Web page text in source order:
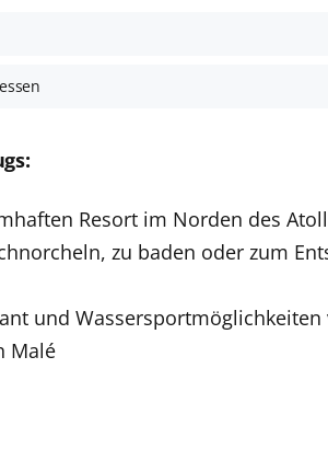
Resort im Norden des
zu baden oder zum
und Wassersportmöglichkeiten
Malé